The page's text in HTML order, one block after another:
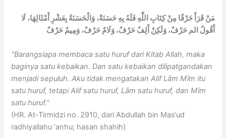
مَنْ قَرَأَ حَرْفًا مِنْ كِتَابِ اللَّهِ فَلَهُ بِهِ حَسَنَةٌ، وَالْحَسَنَةُ بِعَشْرِ أَمْثَالِهَا، لَا
أَقُولُ الم حَرْفٌ، وَلَكِنْ أَلِفٌ حَرْفٌ، وَلَامٌ حَرْفٌ، وَمِيمٌ حَرْفٌ
“Barangsiapa membaca satu huruf dari Kitab Allah, maka
baginya satu kebaikan. Dan satu kebaikan dilipatgandakan
menjadi sepuluh. Aku tidak mengatakan Alif Lām Mīm itu
satu huruf, tetapi Alif satu huruf, Lām satu huruf, dan Mīm
satu huruf.”
(HR. At-Tirmidzi no. 2910, dari Abdullah bin Mas‘ud
radhiyallahu ‘anhu; hasan shahih)